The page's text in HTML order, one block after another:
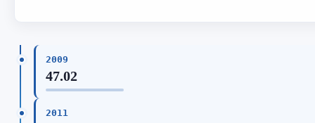
2009
47.02
2011